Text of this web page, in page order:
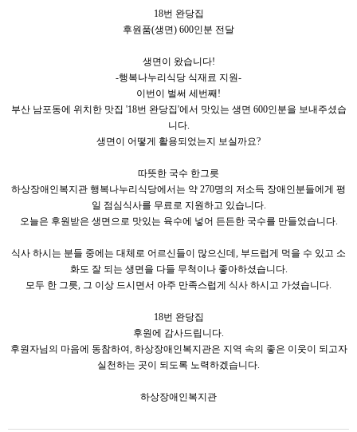
18번 완당집
후원품(생면) 600인분 전달
생면이 왔습니다!
-행복나누리식당 식재료 지원-
이번이 벌써 세번째!
부산 남포동에 위치한 맛집 '18번 완당집'에서 맛있는 생면 600인분을 보내주셨습
니다.
생면이 어떻게 활용되었는지 보실까요?
따뜻한 국수 한그릇
하상장애인복지관 행복나누리식당에서는 약 270명의 저소득 장애인분들에게 평
일 점심식사를 무료로 지원하고 있습니다.
오늘은 후원받은 생면으로 맛있는 육수에 넣어 든든한 국수를 만들었습니다.
식사 하시는 분들 중에는 대체로 어르신들이 많으신데, 부드럽게 먹을 수 있고 소
화도 잘 되는 생면을 다들 무척이나 좋아하셨습니다.
모두 한 그릇, 그 이상 드시면서 아주 만족스럽게 식사 하시고 가셨습니다.
18번 완당집
후원에 감사드립니다.
후원자님의 마음에 동참하여, 하상장애인복지관은 지역 속의 좋은 이웃이 되고자
실천하는 곳이 되도록 노력하겠습니다.
하상장애인복지관